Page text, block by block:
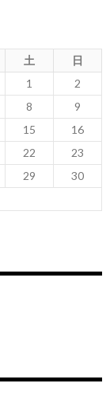
土
日
1
2
8
9
15
16
22
23
29
30